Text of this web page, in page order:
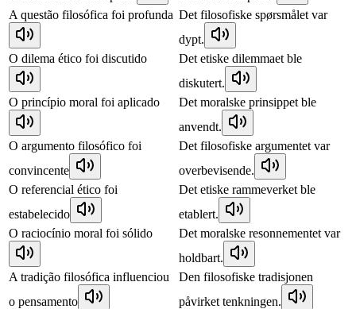
A questão filosófica foi profunda Det filosofiske spørsmålet var
dypt.
O dilema ético foi discutido
Det etiske dilemmaet ble
diskutert.
O princípio moral foi aplicado
Det moralske prinsippet ble
anvendt.
O argumento filosófico foi
convincente
Det filosofiske argumentet var
overbevisende.
O referencial ético foi
estabelecido
Det etiske rammeverket ble
etablert.
O raciocínio moral foi sólido
Det moralske resonnementet var
holdbart.
A tradição filosófica influenciou
o pensamento
Den filosofiske tradisjonen
påvirket tenkningen.